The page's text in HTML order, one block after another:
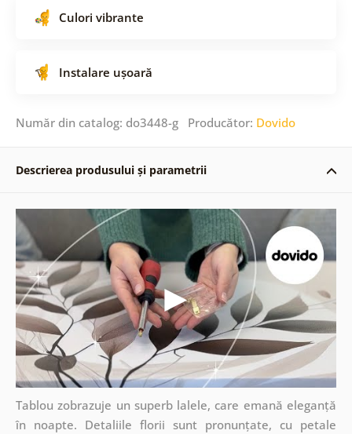
Culori vibrante
Instalare ușoară
Număr din catalog: do3448-g Producător: Dovido
Descrierea produsului și parametrii
Tablou zobrazuje un superb lalele, care emană eleganță
în noapte. Detaliile florii sunt pronunțate, cu petale